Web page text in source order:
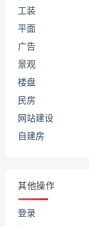
工装
平面
广告
景观
楼盘
民房
网站建设
自建房
其他操作
登录